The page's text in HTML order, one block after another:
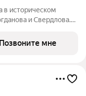
в историческом
и Свердлова.
Позвоните мне